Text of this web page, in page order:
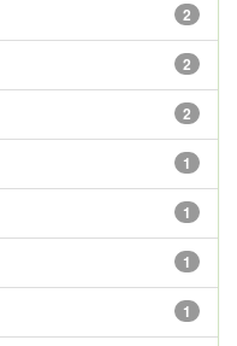
2
2
2
1
1
1
1